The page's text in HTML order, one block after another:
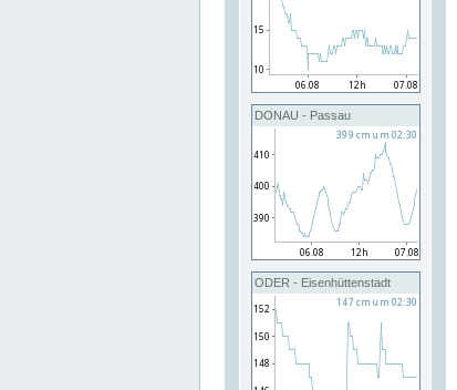
DONAU - Passau
ODER - Eisenhüttenstadt